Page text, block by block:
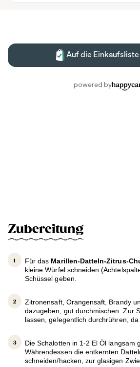
Zubereitung
Für das Marillen-Datteln-Zitrus-
kleine Würfel schneiden
Schüssel geben.
Zitronensaft, Orangensaft, Brandy
dazugeben, gut durchmischen. Zur
lassen, gelegentlich durchrühren, da
Die Schalotten in 1-2 El Öl langsam
Währendessen die entkernten
schneiden/hacken, zur glasigen